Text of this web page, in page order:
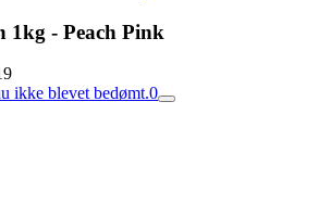
1kg - Peach Pink
ikke blevet bedømt.0